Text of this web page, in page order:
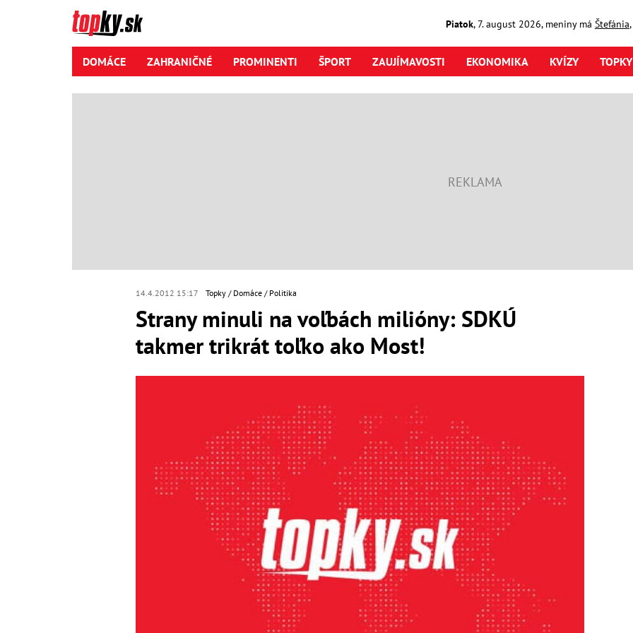
Piatok,7. august2026, meniny má Štefánia
DOMÁCE ZAHRANIČNÉ PROMINENTI ŠPORT ZAUJÍMAVOSTI EKONOMIKA KVÍZY
14.4.2012 15:17 Topky Domáce Politika
Strany minuli na voľbách milióny: SDKÚ
takmer trikrát toľko ako Most!